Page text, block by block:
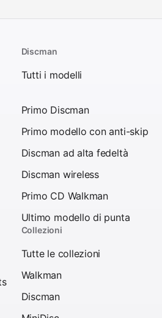
Discman
Tutti i modelli
Primo Discman
Primo modello con anti-skip
Discman ad alta fedeltà
Discman wireless
Primo CD Walkman
Ultimo modello di punta
Collezioni
Tutte le collezioni
Walkman
Discman